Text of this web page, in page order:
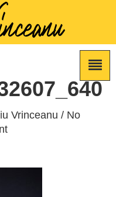
Vrinceanu / No